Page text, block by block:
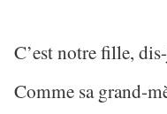
C’est notre fille,
Comme sa grand-